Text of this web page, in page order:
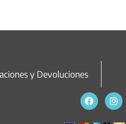
y Devoluciones